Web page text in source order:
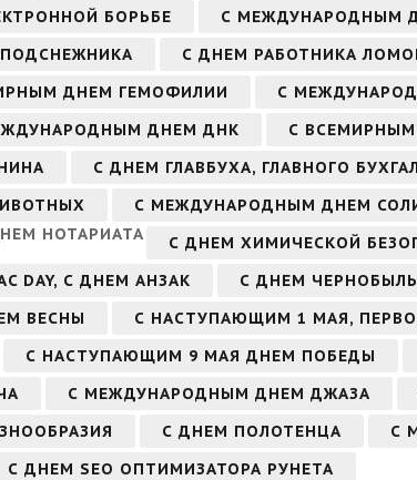
БОРЬБЕ
С МЕЖДУНАРОДНЫМ
С ДНЕМ РАБОТНИКА
ДНЕМ ГЕМОФИЛИИ
С
ДНЕМ ДНК
С
С ДНЕМ ГЛАВБУХА, ГЛАВНОГО
С МЕЖДУНАРОДНЫМ ДНЕМ
НОТАРИАТА
С ДНЕМ ХИМИЧЕСКОЙ
DAY, С ДНЕМ АНЗАК С ДНЕМ
ВЕСНЫ
С НАСТУПАЮЩИМ 1 МАЯ,
С НАСТУПАЮЩИМ 9 МАЯ ДНЕМ ПОБЕДЫ
С МЕЖДУНАРОДНЫМ ДНЕМ ДЖАЗА
С ДНЕМ ПОЛОТЕНЦА
С
С ДНЕМ SEO ОПТИМИЗАТОРА РУНЕТА